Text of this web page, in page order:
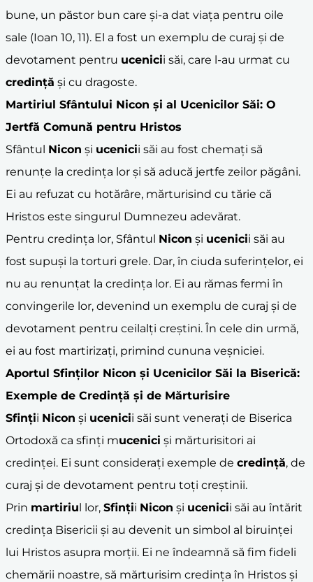
bune, un păstor bun care și-a dat viața pentru oile
sale (Ioan 10, 11). El a fost un exemplu de curaj și de
devotament pentru ucenicii săi, care l-au urmat cu
credință și cu dragoste.
Martiriul Sfântului Nicon și al Ucenicilor Săi: O
Jertfă Comună pentru Hristos
Sfântul Nicon și ucenicii săi au fost chemați să
renunțe la credința lor și să aducă jertfe zeilor păgâni.
Ei au refuzat cu hotărâre, mărturisind cu tărie că
Hristos este singurul Dumnezeu adevărat.
Pentru credința lor, Sfântul Nicon și ucenicii săi au
fost supuși la torturi grele. Dar, în ciuda suferințelor, ei
nu au renunțat la credința lor. Ei au rămas fermi în
convingerile lor, devenind un exemplu de curaj și de
devotament pentru ceilalți creștini. În cele din urmă,
ei au fost martirizați, primind cununa veșniciei.
Aportul Sfinților Nicon și Ucenicilor Săi la Biserică:
Exemple de Credință și de Mărturisire
Sfinții Nicon și ucenicii săi sunt venerați de Biserica
Ortodoxă ca sfinți mucenici și mărturisitori ai
credinței. Ei sunt considerați exemple de credință, de
curaj și de devotament pentru toți creștinii.
Prin martiriul lor, Sfinții Nicon și ucenicii săi au întărit
credința Bisericii și au devenit un simbol al biruinței
lui Hristos asupra morții. Ei ne îndeamnă să fim fideli
chemării noastre, să mărturisim credința în Hristos și